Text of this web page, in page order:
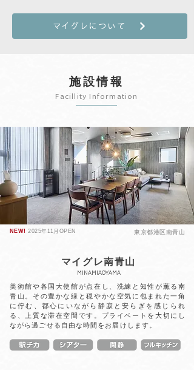
マイグレについて
施設情報
Facillity Information
NEW! 2025年11月OPEN 東京都港区南青山
マイグレ南青山
MINAMIAOYAMA
美術館や各国大使館が点在し、洗練と知性が薫る南
青山。その豊かな緑と穏やかな空気に包まれた一角
に佇む、都心にいながら静寂と安らぎを感じられ
る、上質な滞在空間です。プライベートを大切にし
ながら過ごせる自由な時間をお届けします。